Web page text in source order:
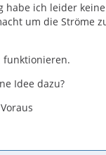
habe ich leider keine
um die Ströme
funktionieren.
Idee dazu?